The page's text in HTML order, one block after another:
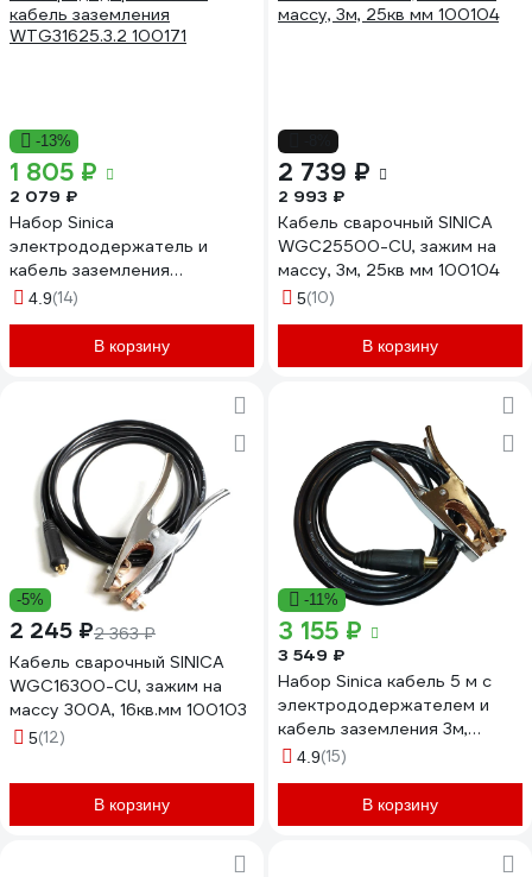
-13%
1 805 ₽
2 079 ₽
Набор Sinica
электрододержатель и
кабель заземления
WTG31625.3.2 100171
4.9(14)
В корзину
2 739 ₽
2 993 ₽
Кабель сварочный SINICA
WGC25500-CU, зажим на
массу, 3м, 25кв мм 100104
5(10)
В корзину
-5%
2 245 ₽2 363 ₽
Кабель сварочный SINICA
WGC16300-CU, зажим на
массу 300А, 16кв.мм 100103
5(12)
В корзину
-11%
3 155 ₽
3 549 ₽
Набор Sinica кабель 5 м с
электрододержателем и
кабель заземления 3м,
WTG52550, макс.80 В.,
4.9(15)
В корзину